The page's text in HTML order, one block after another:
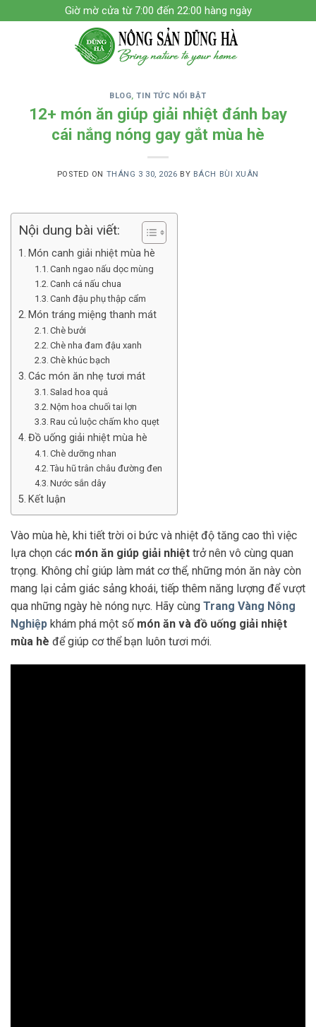
to
Giờ mờ cửa từ 7:00 đến 22:00 hàng ngày
BLOG,TIN TỨC NỔI BẬT
12+ món ăn giúp giải nhiệt đánh bay
cái nắng nóng gay gắt mùa hè
POSTED ON THÁNG 3 30, 2026 BY BÁCH BÙI XUÂN
Nội dung bài viết:
Món canh giải nhiệt mùa hè
Canh ngao nấu dọc mùng
Canh cá nấu chua
Canh đậu phụ thập cẩm
Món tráng miệng thanh mát
Chè bưởi
Chè nha đam đậu xanh
Chè khúc bạch
Các món ăn nhẹ tươi mát
Salad hoa quả
Nộm hoa chuối tai lợn
Rau củ luộc chấm kho quẹt
Đồ uống giải nhiệt mùa hè
Chè dưỡng nhan
Tàu hũ trân châu đường đen
Nước sắn dây
Kết luận
Vào mùa hè, khi tiết trời oi bức và nhiệt độ tăng cao thì việc
lựa chọn các món ăn giúp giải nhiệt trở nên vô cùng quan
trọng. Không chỉ giúp làm mát cơ thể, những món ăn này còn
mang lại cảm giác sảng khoái, tiếp thêm năng lượng để vượt
qua những ngày hè nóng nực. Hãy cùng Trang Vàng Nông
Nghiệp khám phá một số món ăn và đồ uống giải nhiệt
mùa hè để giúp cơ thể bạn luôn tươi mới.